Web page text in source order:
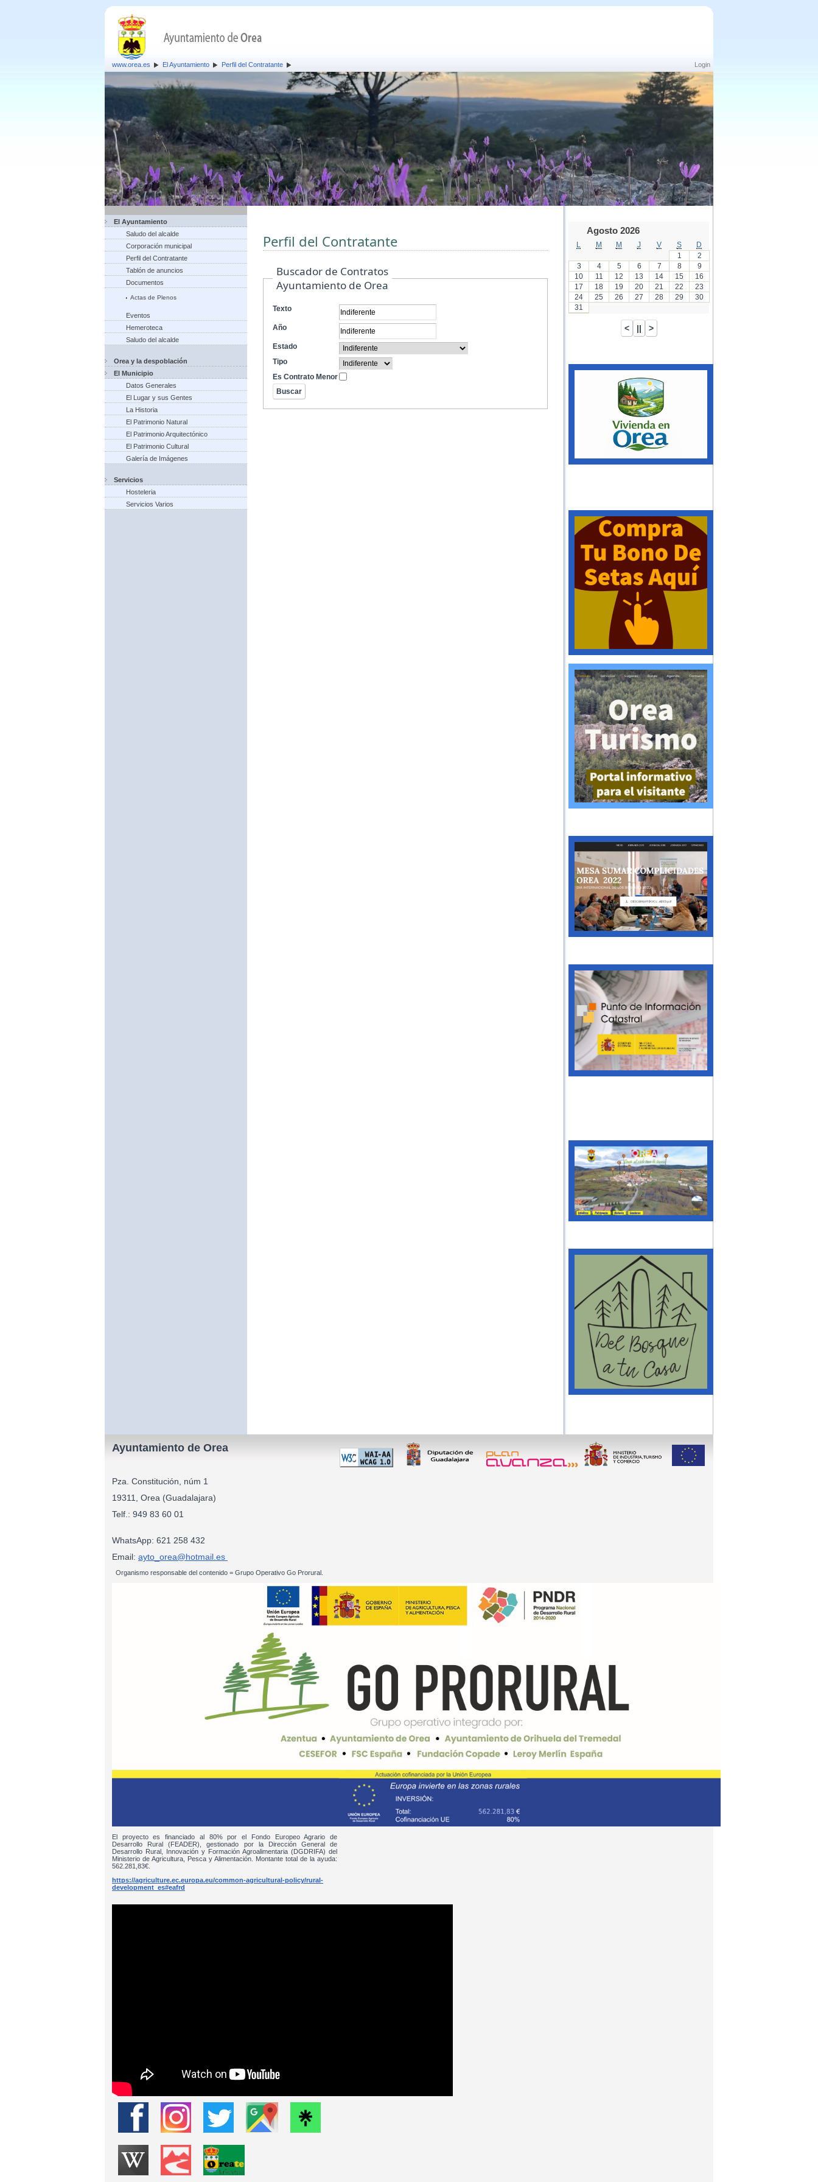
Login
www.orea.es El Ayuntamiento Perfil del Contratante
El Ayuntamiento
Saludo del alcalde
Corporación municipal
Perfil del Contratante
Tablón de anuncios
Documentos
Actas de Plenos
Eventos
Hemeroteca
Saludo del alcalde
Orea y la despoblación
El Municipio
Datos Generales
El Lugar y sus Gentes
La Historia
El Patrimonio Natural
El Patrimonio Arquitectónico
El Patrimonio Cultural
Galería de Imágenes
Servicios
Hosteleria
Servicios Varios
Perfil del Contratante
Buscador de Contratos
Ayuntamiento de Orea
Texto
Año
Estado
Tipo
Es Contrato Menor
Agosto 2026
M M J V S
D
1
2
3
4 5 6 7 8
9
10
11 12 13 14 15
16
17
18 19 20 21 22
23
24
25 26 27 28 29
30
31
Ayuntamiento de Orea
Pza. Constitución, núm 1
19311, Orea (Guadalajara)
Telf.: 949 83 60 01
WhatsApp: 621 258 432
Email: ayto_orea@hotmail.es
Organismo responsable del contenido = Grupo Operativo Go Prorural.
El proyecto es financiado al 80% por el Fondo Europeo Agrario de
Desarrollo Rural (FEADER), gestionado por la Dirección General de
Desarrollo Rural, Innovación y Formación Agroalimentaria (DGDRIFA) del
Ministerio de Agricultura, Pesca y Alimentación. Montante total de la ayuda:
562.281,83€.
https://agriculture.ec.europa.eu/common-agricultural-policy/rural-
development_es#eafrd